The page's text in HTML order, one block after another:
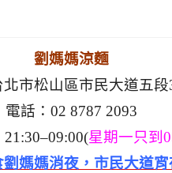
劉媽媽涼麵
市松山區市民大道五段
電話：02 8787 2093
星期一只到
劉媽媽消夜，市民大道